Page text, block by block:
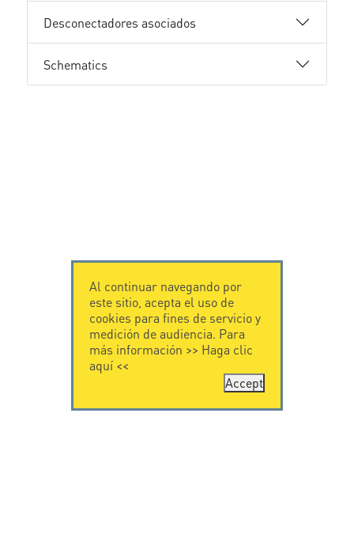
Desconectadores asociados
Schematics
Al continuar navegando por
este sitio, acepta el uso de
cookies para fines de servicio y
medición de audiencia. Para
más información >> Haga clic
aquí<<
Accept